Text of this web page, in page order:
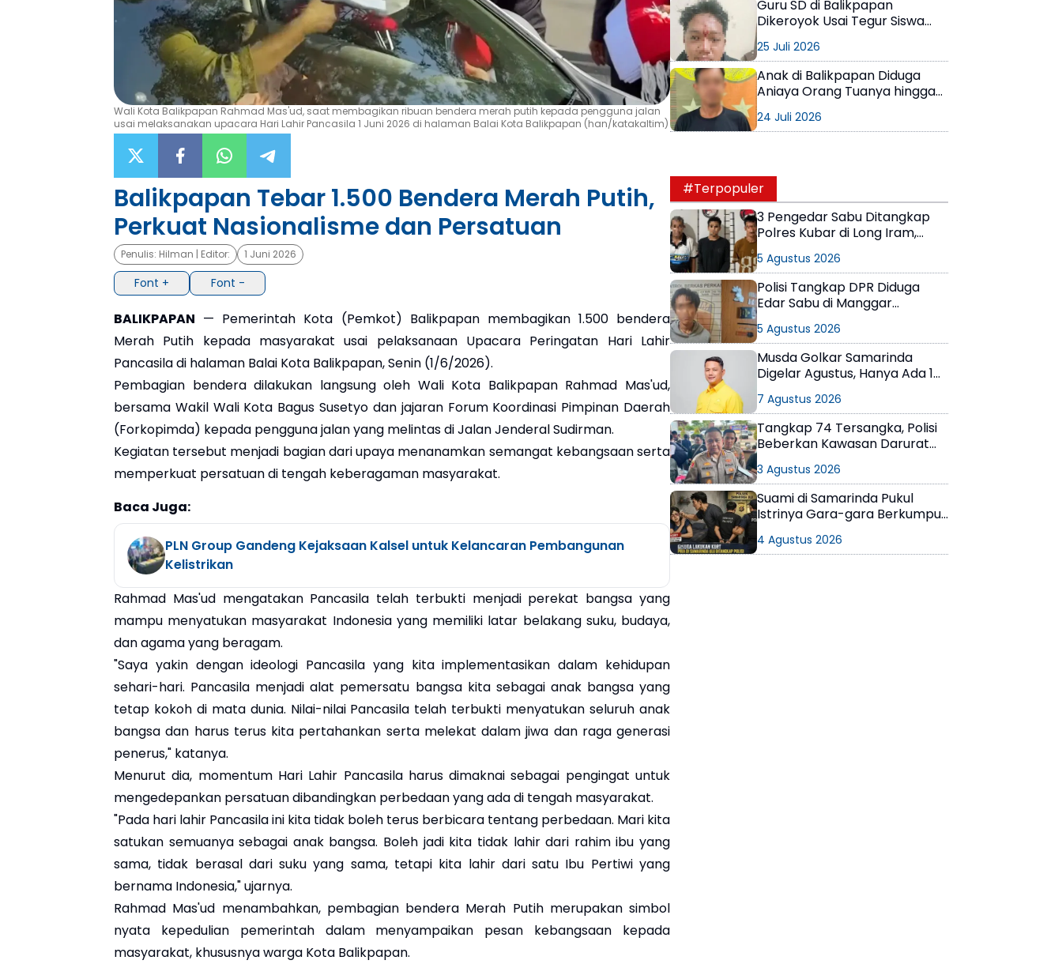
Wali Kota Balikpapan Rahmad Mas'ud, saat membagikan ribuan bendera merah putih kepada pengguna jalan
usai melaksanakan upacara Hari Lahir Pancasila 1 Juni 2026 di halaman Balai Kota Balikpapan (han/katakaltim)
Balikpapan Tebar 1.500 Bendera Merah Putih,
Perkuat Nasionalisme dan Persatuan
Penulis: Hilman | Editor: 1 Juni 2026
Font + Font -
BALIKPAPAN — Pemerintah Kota (Pemkot) Balikpapan membagikan 1.500 bendera
Merah Putih kepada masyarakat usai pelaksanaan Upacara Peringatan Hari Lahir
Pancasila di halaman Balai Kota Balikpapan, Senin (1/6/2026).
Pembagian bendera dilakukan langsung oleh Wali Kota Balikpapan Rahmad Mas'ud,
bersama Wakil Wali Kota Bagus Susetyo dan jajaran Forum Koordinasi Pimpinan Daerah
(Forkopimda) kepada pengguna jalan yang melintas di Jalan Jenderal Sudirman.
Kegiatan tersebut menjadi bagian dari upaya menanamkan semangat kebangsaan serta
memperkuat persatuan di tengah keberagaman masyarakat.
Baca Juga:
PLN Group Gandeng Kejaksaan Kalsel untuk Kelancaran Pembangunan
Kelistrikan
Rahmad Mas'ud mengatakan Pancasila telah terbukti menjadi perekat bangsa yang
mampu menyatukan masyarakat Indonesia yang memiliki latar belakang suku, budaya,
dan agama yang beragam.
"Saya yakin dengan ideologi Pancasila yang kita implementasikan dalam kehidupan
sehari-hari. Pancasila menjadi alat pemersatu bangsa kita sebagai anak bangsa yang
tetap kokoh di mata dunia. Nilai-nilai Pancasila telah terbukti menyatukan seluruh anak
bangsa dan harus terus kita pertahankan serta melekat dalam jiwa dan raga generasi
penerus," katanya.
Menurut dia, momentum Hari Lahir Pancasila harus dimaknai sebagai pengingat untuk
mengedepankan persatuan dibandingkan perbedaan yang ada di tengah masyarakat.
"Pada hari lahir Pancasila ini kita tidak boleh terus berbicara tentang perbedaan. Mari kita
satukan semuanya sebagai anak bangsa. Boleh jadi kita tidak lahir dari rahim ibu yang
sama, tidak berasal dari suku yang sama, tetapi kita lahir dari satu Ibu Pertiwi yang
bernama Indonesia," ujarnya.
Rahmad Mas'ud menambahkan, pembagian bendera Merah Putih merupakan simbol
nyata kepedulian pemerintah dalam menyampaikan pesan kebangsaan kepada
masyarakat, khususnya warga Kota Balikpapan.
Guru SD di Balikpapan
Dikeroyok Usai Tegur Siswa
25 Juli 2026
Anak di Balikpapan Diduga
Aniaya Orang Tuanya hingga
24 Juli 2026
#Terpopuler
3 Pengedar Sabu Ditangkap
Polres Kubar di Long Iram,
5 Agustus 2026
Polisi Tangkap DPR Diduga
Edar Sabu di Manggar
5 Agustus 2026
Musda Golkar Samarinda
Digelar Agustus, Hanya Ada 1
7 Agustus 2026
Tangkap 74 Tersangka, Polisi
Beberkan Kawasan Darurat
3 Agustus 2026
Suami di Samarinda Pukul
Istrinya Gara-gara Berkumpul
4 Agustus 2026